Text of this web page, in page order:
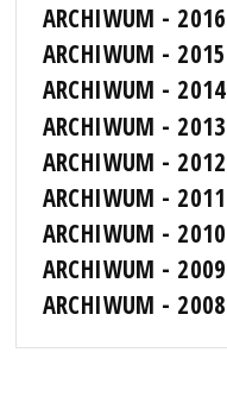
ARCHIWUM - 2016
ARCHIWUM - 2015
ARCHIWUM - 2014
ARCHIWUM - 2013
ARCHIWUM - 2012
ARCHIWUM - 2011
ARCHIWUM - 2010
ARCHIWUM - 2009
ARCHIWUM - 2008